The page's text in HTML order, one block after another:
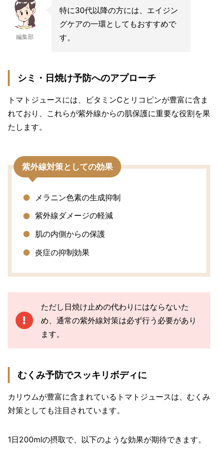
編集部
特に30代以降の方には、エイジン
グケアの一環としてもおすすめで
す。
シミ・日焼け予防へのアプローチ
トマトジュースには、ビタミンCとリコピンが豊富に含ま
れており、これらが紫外線からの肌保護に重要な役割を果
たします。
紫外線対策としての効果
メラニン色素の生成抑制
紫外線ダメージの軽減
肌の内側からの保護
炎症の抑制効果
ただし日焼け止めの代わりにはならないた
め、通常の紫外線対策は必ず行う必要があり
ます。
むくみ予防でスッキリボディに
カリウムが豊富に含まれているトマトジュースは、むくみ
対策としても注目されています。
1日200mlの摂取で、以下のような効果が期待できます。